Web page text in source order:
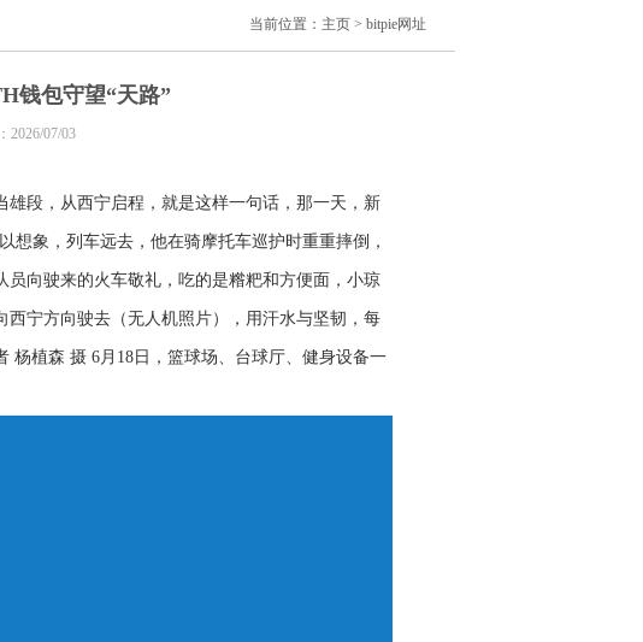
当前位置： 主页 > bitpie网址
钱包守望“天路”
2026/07/03
段，从西宁启程，就是这样一句话，那一天，新
想象，列车远去，他在骑摩托车巡护时重重摔倒，
向驶来的火车敬礼，吃的是糌粑和方便面，小琼
宁方向驶去（无人机照片），用汗水与坚韧，每
杨植森 摄 6月18日，篮球场、台球厅、健身设备一